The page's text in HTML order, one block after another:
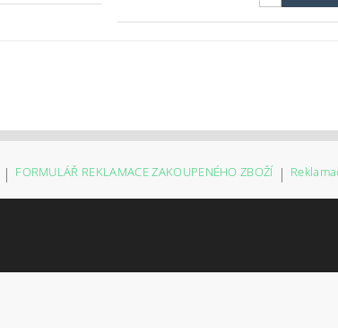
| FORMULÁŘ REKLAMACE ZAKOUPENÉHO ZBOŽÍ |